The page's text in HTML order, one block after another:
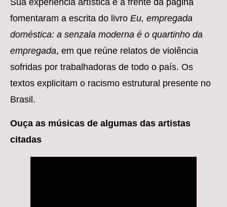
Sua experiência artística e a frente da página
fomentaram a escrita do livro Eu, empregada
doméstica: a senzala moderna é o quartinho da
empregada, em que reúne relatos de violência
sofridas por trabalhadoras de todo o país. Os
textos explicitam o racismo estrutural presente no
Brasil.
Ouça as músicas de algumas das artistas
citadas